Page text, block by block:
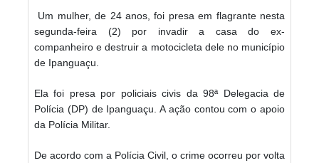
Um mulher, de 24 anos, foi presa em flagrante nesta
segunda-feira (2) por invadir a casa do ex-
companheiro e destruir a motocicleta dele no município
de Ipanguaçu.
Ela foi presa por policiais civis da 98ª Delegacia de
Polícia (DP) de Ipanguaçu. A ação contou com o apoio
da Polícia Militar.
De acordo com a Polícia Civil, o crime ocorreu por volta